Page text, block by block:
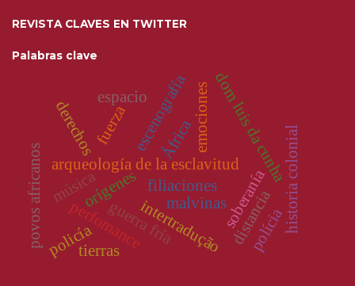
REVISTA CLAVES EN TWITTER
Palabras clave
arqueología de la esclavituddom luis da cunha
soberanía
orígenes malvinas
intertradução
povos africanos
África
fuerza emociones
escenografía
perfomance
espacio
historia colonial
distancia
derechos
filiaciones
policía
música
guerra fría polícia
tierras